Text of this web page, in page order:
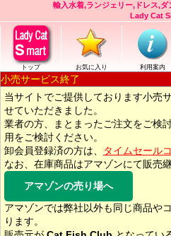
輸入水着,ランジェリー,ドレス,
Lady Cat
トップ お気に入り 利用案内
小売サービス終了
当サイトでご提供しております小売
せていただきました。
業者の方、まとまったご注文をご検討
用をご検討ください。
卸会員登録済の方は、
タイムセール
なお、在庫商品はアマゾンにて販売
アマゾンの売り場へ
アマゾンでは弊社以外も同じ商品や
ります。